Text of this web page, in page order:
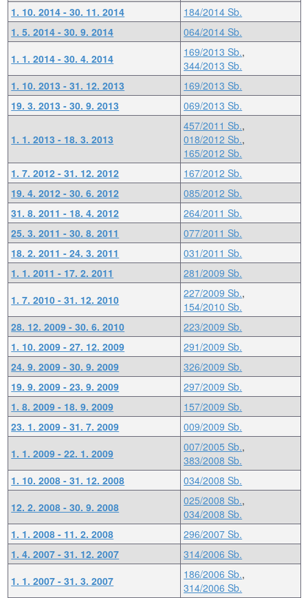
1. 10. 2014 - 30. 11. 2014
184/2014 Sb.
1. 5. 2014 - 30. 9. 2014
064/2014 Sb.
1. 1. 2014 - 30. 4. 2014
169/2013 Sb.,
344/2013 Sb.
1. 10. 2013 - 31. 12. 2013
169/2013 Sb.
19. 3. 2013 - 30. 9. 2013
069/2013 Sb.
1. 1. 2013 - 18. 3. 2013
457/2011 Sb.,
018/2012 Sb.,
165/2012 Sb.
1. 7. 2012 - 31. 12. 2012
167/2012 Sb.
19. 4. 2012 - 30. 6. 2012
085/2012 Sb.
31. 8. 2011 - 18. 4. 2012
264/2011 Sb.
25. 3. 2011 - 30. 8. 2011
077/2011 Sb.
18. 2. 2011 - 24. 3. 2011
031/2011 Sb.
1. 1. 2011 - 17. 2. 2011
281/2009 Sb.
1. 7. 2010 - 31. 12. 2010
227/2009 Sb.,
154/2010 Sb.
28. 12. 2009 - 30. 6. 2010
223/2009 Sb.
1. 10. 2009 - 27. 12. 2009
291/2009 Sb.
24. 9. 2009 - 30. 9. 2009
326/2009 Sb.
19. 9. 2009 - 23. 9. 2009
297/2009 Sb.
1. 8. 2009 - 18. 9. 2009
157/2009 Sb.
23. 1. 2009 - 31. 7. 2009
009/2009 Sb.
1. 1. 2009 - 22. 1. 2009
007/2005 Sb.,
383/2008 Sb.
1. 10. 2008 - 31. 12. 2008
034/2008 Sb.
12. 2. 2008 - 30. 9. 2008
025/2008 Sb.,
034/2008 Sb.
1. 1. 2008 - 11. 2. 2008
296/2007 Sb.
1. 4. 2007 - 31. 12. 2007
314/2006 Sb.
1. 1. 2007 - 31. 3. 2007
186/2006 Sb.,
314/2006 Sb.